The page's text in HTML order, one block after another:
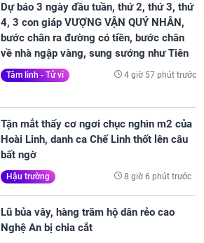
Dự báo 3 ngày đầu tuần, thứ 2, thứ 3, thứ
4, 3 con giáp VƯỢNG VẬN QUÝ NHÂN,
bước chân ra đường có tiền, bước chân
về nhà ngập vàng, sung sướng như Tiên
Tâm linh - Tử vi 4 giờ 57 phút trước
Tận mắt thấy cơ ngơi chục nghìn m2 của
Hoài Linh, danh ca Chế Linh thốt lên câu
bất ngờ
Hậu trường 8 giờ 6 phút trước
Lũ bủa vây, hàng trăm hộ dân rẻo cao
Nghệ An bị chia cắt